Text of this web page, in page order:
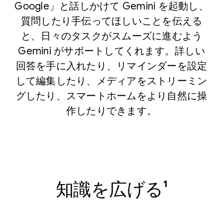
Google」と話しかけて Gemini を起動し、
質問したり手伝ってほしいことを伝える
と、日々のタスクがスムーズに進むよう
Gemini がサポートしてくれます。詳しい
回答を手に入れたり、リマインダーを設定
して編集したり、メディアをストリーミン
グしたり、スマートホームをより自然に操
作したりできます。
知識を広げる¹